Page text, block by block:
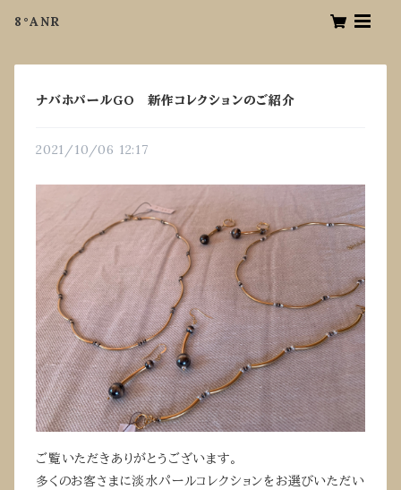
8°ANR
ナバホパールGO 新作コレクションのご紹介
2021/10/06 12:17
ご覧いただきありがとうございます。
多くのお客さまに淡水パールコレクションをお選びいただい